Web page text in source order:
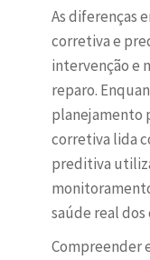
As diferenças
corretiva e
intervenção e
reparo.
planejamento
corretiva lida
preditiva
saúde real
Compreender